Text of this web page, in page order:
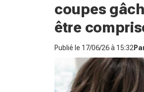
coupes
être
Publié le 17/06/26 à 15:32